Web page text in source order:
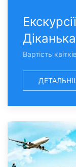
Діканька
Вартість